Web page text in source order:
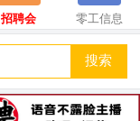
招聘会 零工信息
搜索